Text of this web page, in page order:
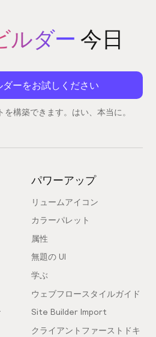
ルダー 今日
ダーをお試しください
構築できます。はい、本当に。
パワーアップ
リュームアイコン
カラーパレット
属性
無題の UI
学ぶ
ウェブフロースタイルガイド
Site Builder Import
クライアントファーストドキ